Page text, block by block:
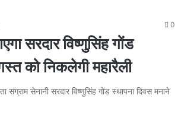
0
सरदार विष्णुसिंह गोंड
को निकलेगी महारैली
सेनानी सरदार विष्णुसिंह गोंड स्थापना दिवस मनाने